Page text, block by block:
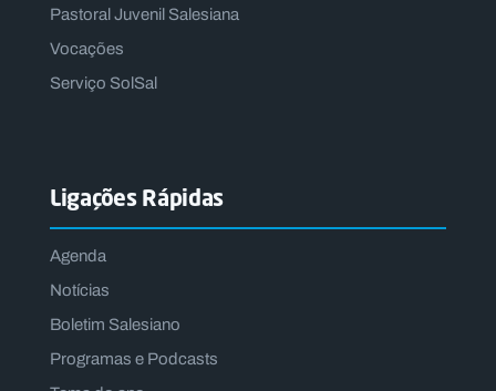
Pastoral Juvenil Salesiana
Vocações
Serviço SolSal
Ligações Rápidas
Agenda
Notícias
Boletim Salesiano
Programas e Podcasts